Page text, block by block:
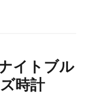
イトブル
時計